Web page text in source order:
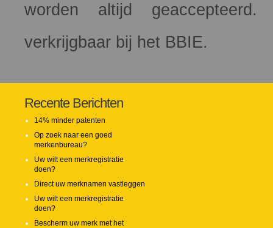
worden altijd
verkrijgbaar bij het BBIE.
Recente Berichten
14% minder patenten
Op zoek naar een goed
merkenbureau?
Uw wilt een merkregistratie
doen?
Direct uw merknamen vastleggen
Uw wilt een merkregistratie
doen?
Bescherm uw merk met het